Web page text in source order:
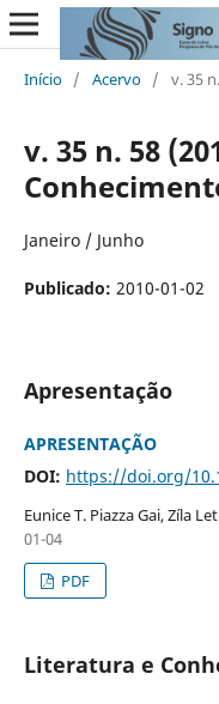
Início / Acervo / v. 35
v. 35 n. 58
Janeiro / Junho
Publicado: 2010-01-02
Apresentação
APRESENTAÇÃO
DOI: https://doi.org/
Eunice T. Piazza Gai, Zíla
01-04
PDF
Literatura e